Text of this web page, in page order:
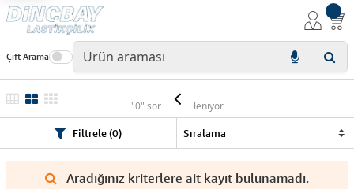
Çift Arama
PZS
"0" sonuç listeleniyor
Filtrele (0)
Aradığınız kriterlere ait kayıt bulunamadı.